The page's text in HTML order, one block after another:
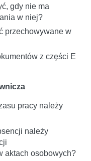
gdy nie ma
w niej?
przechowywane w
z części E
pracy należy
należy
aktach osobowych?